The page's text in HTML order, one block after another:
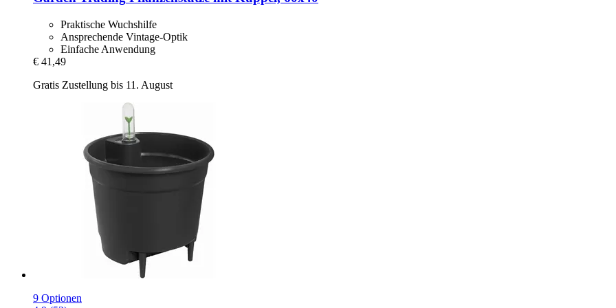
Praktische Wuchshilfe
Ansprechende Vintage-Optik
Einfache Anwendung
€ 41,49
Gratis Zustellung bis 11. August
9 Optionen